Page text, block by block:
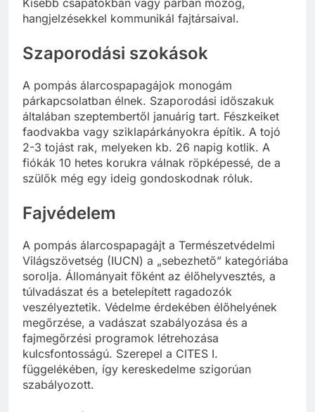
hangjelzésekkel kommunikál fajtársaival.
Szaporodási szokások
A pompás álarcospapagájok monogám
párkapcsolatban élnek. Szaporodási időszakuk
általában szeptembertől januárig tart. Fészkeiket
faodvakba vagy sziklapárkányokra építik. A tojó
2-3 tojást rak, melyeken kb. 26 napig kotlik. A
fiókák 10 hetes korukra válnak röpképessé, de a
szülők még egy ideig gondoskodnak róluk.
Fajvédelem
A pompás álarcospapagájt a Természetvédelmi
Világszövetség (IUCN) a „sebezhető” kategóriába
sorolja. Állományait főként az élőhelyvesztés, a
túlvadászat és a betelepített ragadozók
veszélyeztetik. Védelme érdekében élőhelyének
megőrzése, a vadászat szabályozása és a
fajmegőrzési programok létrehozása
kulcsfontosságú. Szerepel a CITES I.
függelékében, így kereskedelme szigorúan
szabályozott.